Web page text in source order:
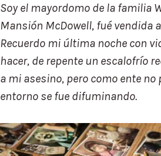
Soy el mayordomo de la familia
Mansión McDowell, fué vendida
Recuerdo mi última noche con
hacer, de repente un escalofrío
a mi asesino, pero como ente
entorno se fue difuminando.